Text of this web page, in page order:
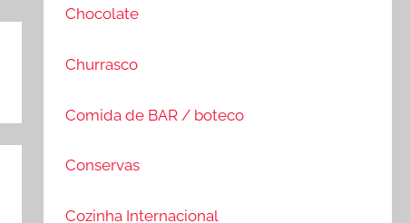
Chocolate
Churrasco
Comida de BAR / boteco
Conservas
Cozinha Internacional